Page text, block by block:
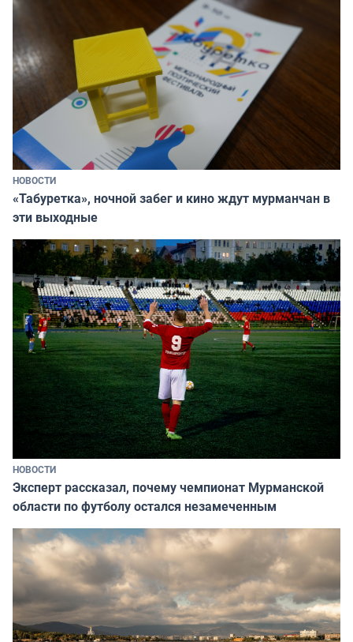
НОВОСТИ
«Табуретка», ночной забег и кино ждут мурманчан в
эти выходные
НОВОСТИ
Эксперт рассказал, почему чемпионат Мурманской
области по футболу остался незамеченным